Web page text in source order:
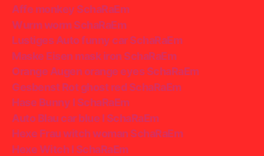
Affe monkey SchaRaEm
Wurm worm SchaRaEm
Lustiges Auto funny car SchaRaEm
Maske Eisen mask iron SchaRaEm
Orange Augen orange eyes SchaRaEm
Gesbenst Rot ghost red SchaRaEm
Hase Bunny I SchaRaEm
Auto Blau car blue I SchaRaEm
Hexe Frau witch woman SchaRaEm
Hexe Witch I SchaRaEm